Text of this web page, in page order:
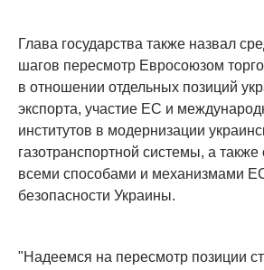
Глава государства также назвал
шагов пересмотр Евросоюзом
в отношении отдельных позиций
экспорта, участие ЕС и
институтов в модернизации
газотранспортной системы, а
всеми способами и механизмами
безопасности Украины.
"Надеемся на пересмотр позиции